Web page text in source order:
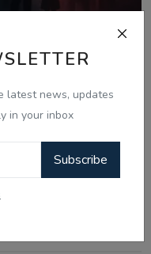
latest news, updates
in your inbox
Subscribe
Identifying